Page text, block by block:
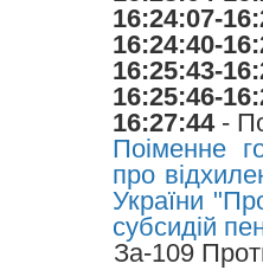
16:24:07-
16:24:40-
16:25:43-
16:25:46-
16:27:44-
Поіменне
про
України
субсидій
За-109